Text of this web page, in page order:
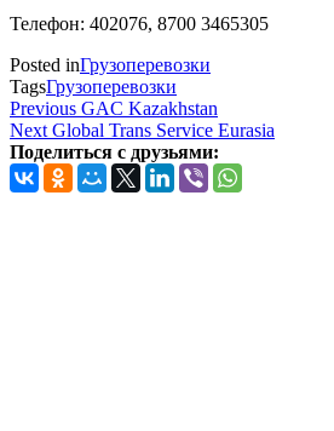
Телефон: 402076, 8700 3465305
Posted inГрузоперевозки
TagsГрузоперевозки
Навигация
по
записям
Previous
Post
Previous GAC Kazakhstan
Next
Post
Next Global Trans Service Eurasia
Поделиться с друзьями: